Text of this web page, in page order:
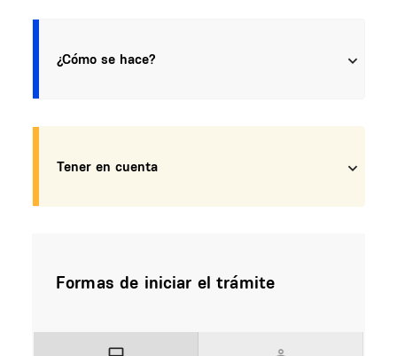
¿Cómo se hace?
Tener en cuenta
Formas de iniciar el trámite